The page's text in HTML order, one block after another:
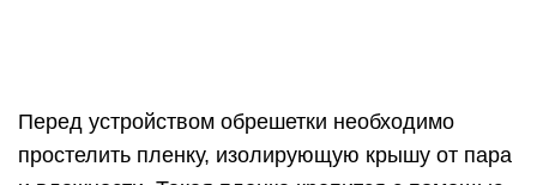
покрытия. В выборе вы не ограничены,
руководствуйтесь собственным вкусом,